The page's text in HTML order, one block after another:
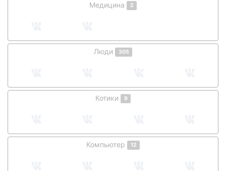
Медицина 2
Люди 305
Котики 9
Компьютер 12